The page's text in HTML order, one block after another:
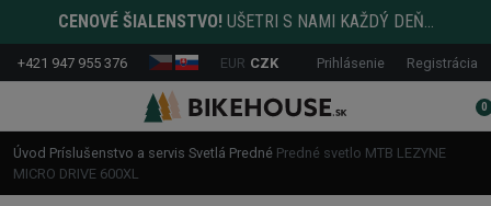
CENOVÉ ŠIALENSTVO! UŠETRI S NAMI KAŽDÝ DEŇ...
+421 947 955 376 EUR CZK Prihlásenie Registrácia
0
Úvod Príslušenstvo a servis Svetlá Predné Predné svetlo MTB LEZYNE
MICRO DRIVE 600XL